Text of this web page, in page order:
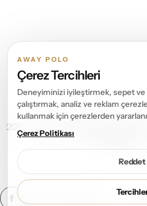
2013 – 2026 ©
AWAY POLO
Çerez Tercihleri
Deneyiminizi iyileştirmek, sepet
çalıştırmak, analiz ve reklam
kullanmak için çerezlerden
Çerez Politikası
Reddet